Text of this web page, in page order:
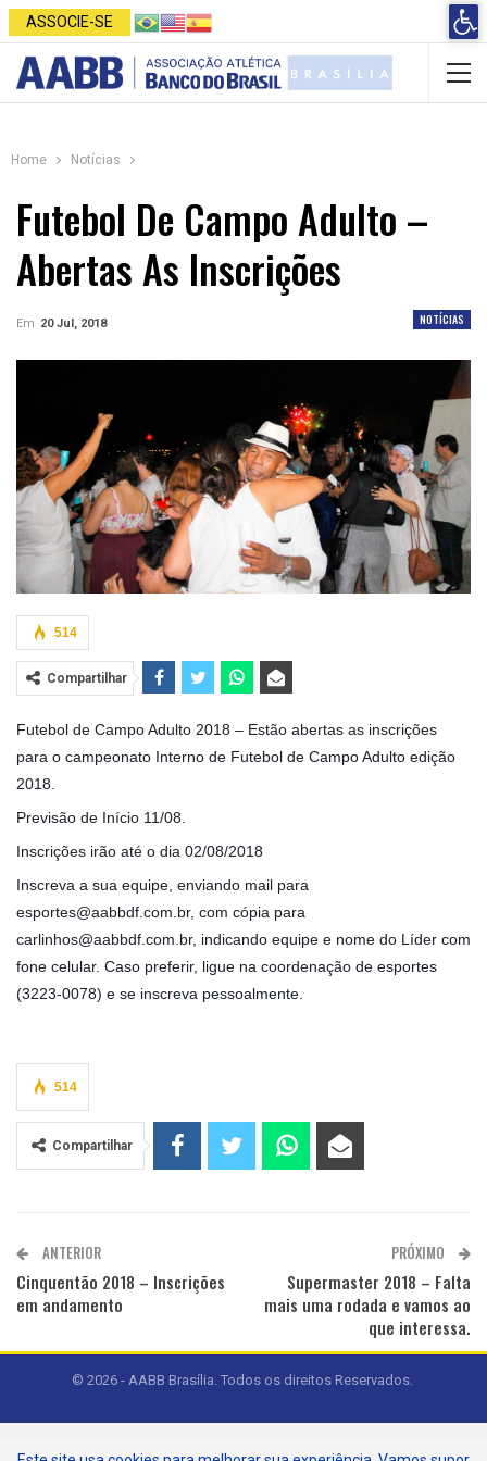
ASSOCIE-SE
Home Notícias
Futebol De Campo Adulto –
Abertas As Inscrições
NOTÍCIAS
Em 20 Jul, 2018
514
Compartilhar
Futebol de Campo Adulto 2018 – Estão abertas as inscrições
para o campeonato Interno de Futebol de Campo Adulto edição
2018.
Previsão de Início 11/08.
Inscrições irão até o dia 02/08/2018
Inscreva a sua equipe, enviando mail para
esportes@aabbdf.com.br, com cópia para
carlinhos@aabbdf.com.br, indicando equipe e nome do Líder com
fone celular. Caso preferir, ligue na coordenação de esportes
(3223-0078) e se inscreva pessoalmente.
514
Compartilhar
ANTERIOR
Cinquentão 2018 – Inscrições
em andamento
PRÓXIMO
Supermaster 2018 – Falta
mais uma rodada e vamos ao
que interessa.
© 2026 - AABB Brasília. Todos os direitos Reservados.